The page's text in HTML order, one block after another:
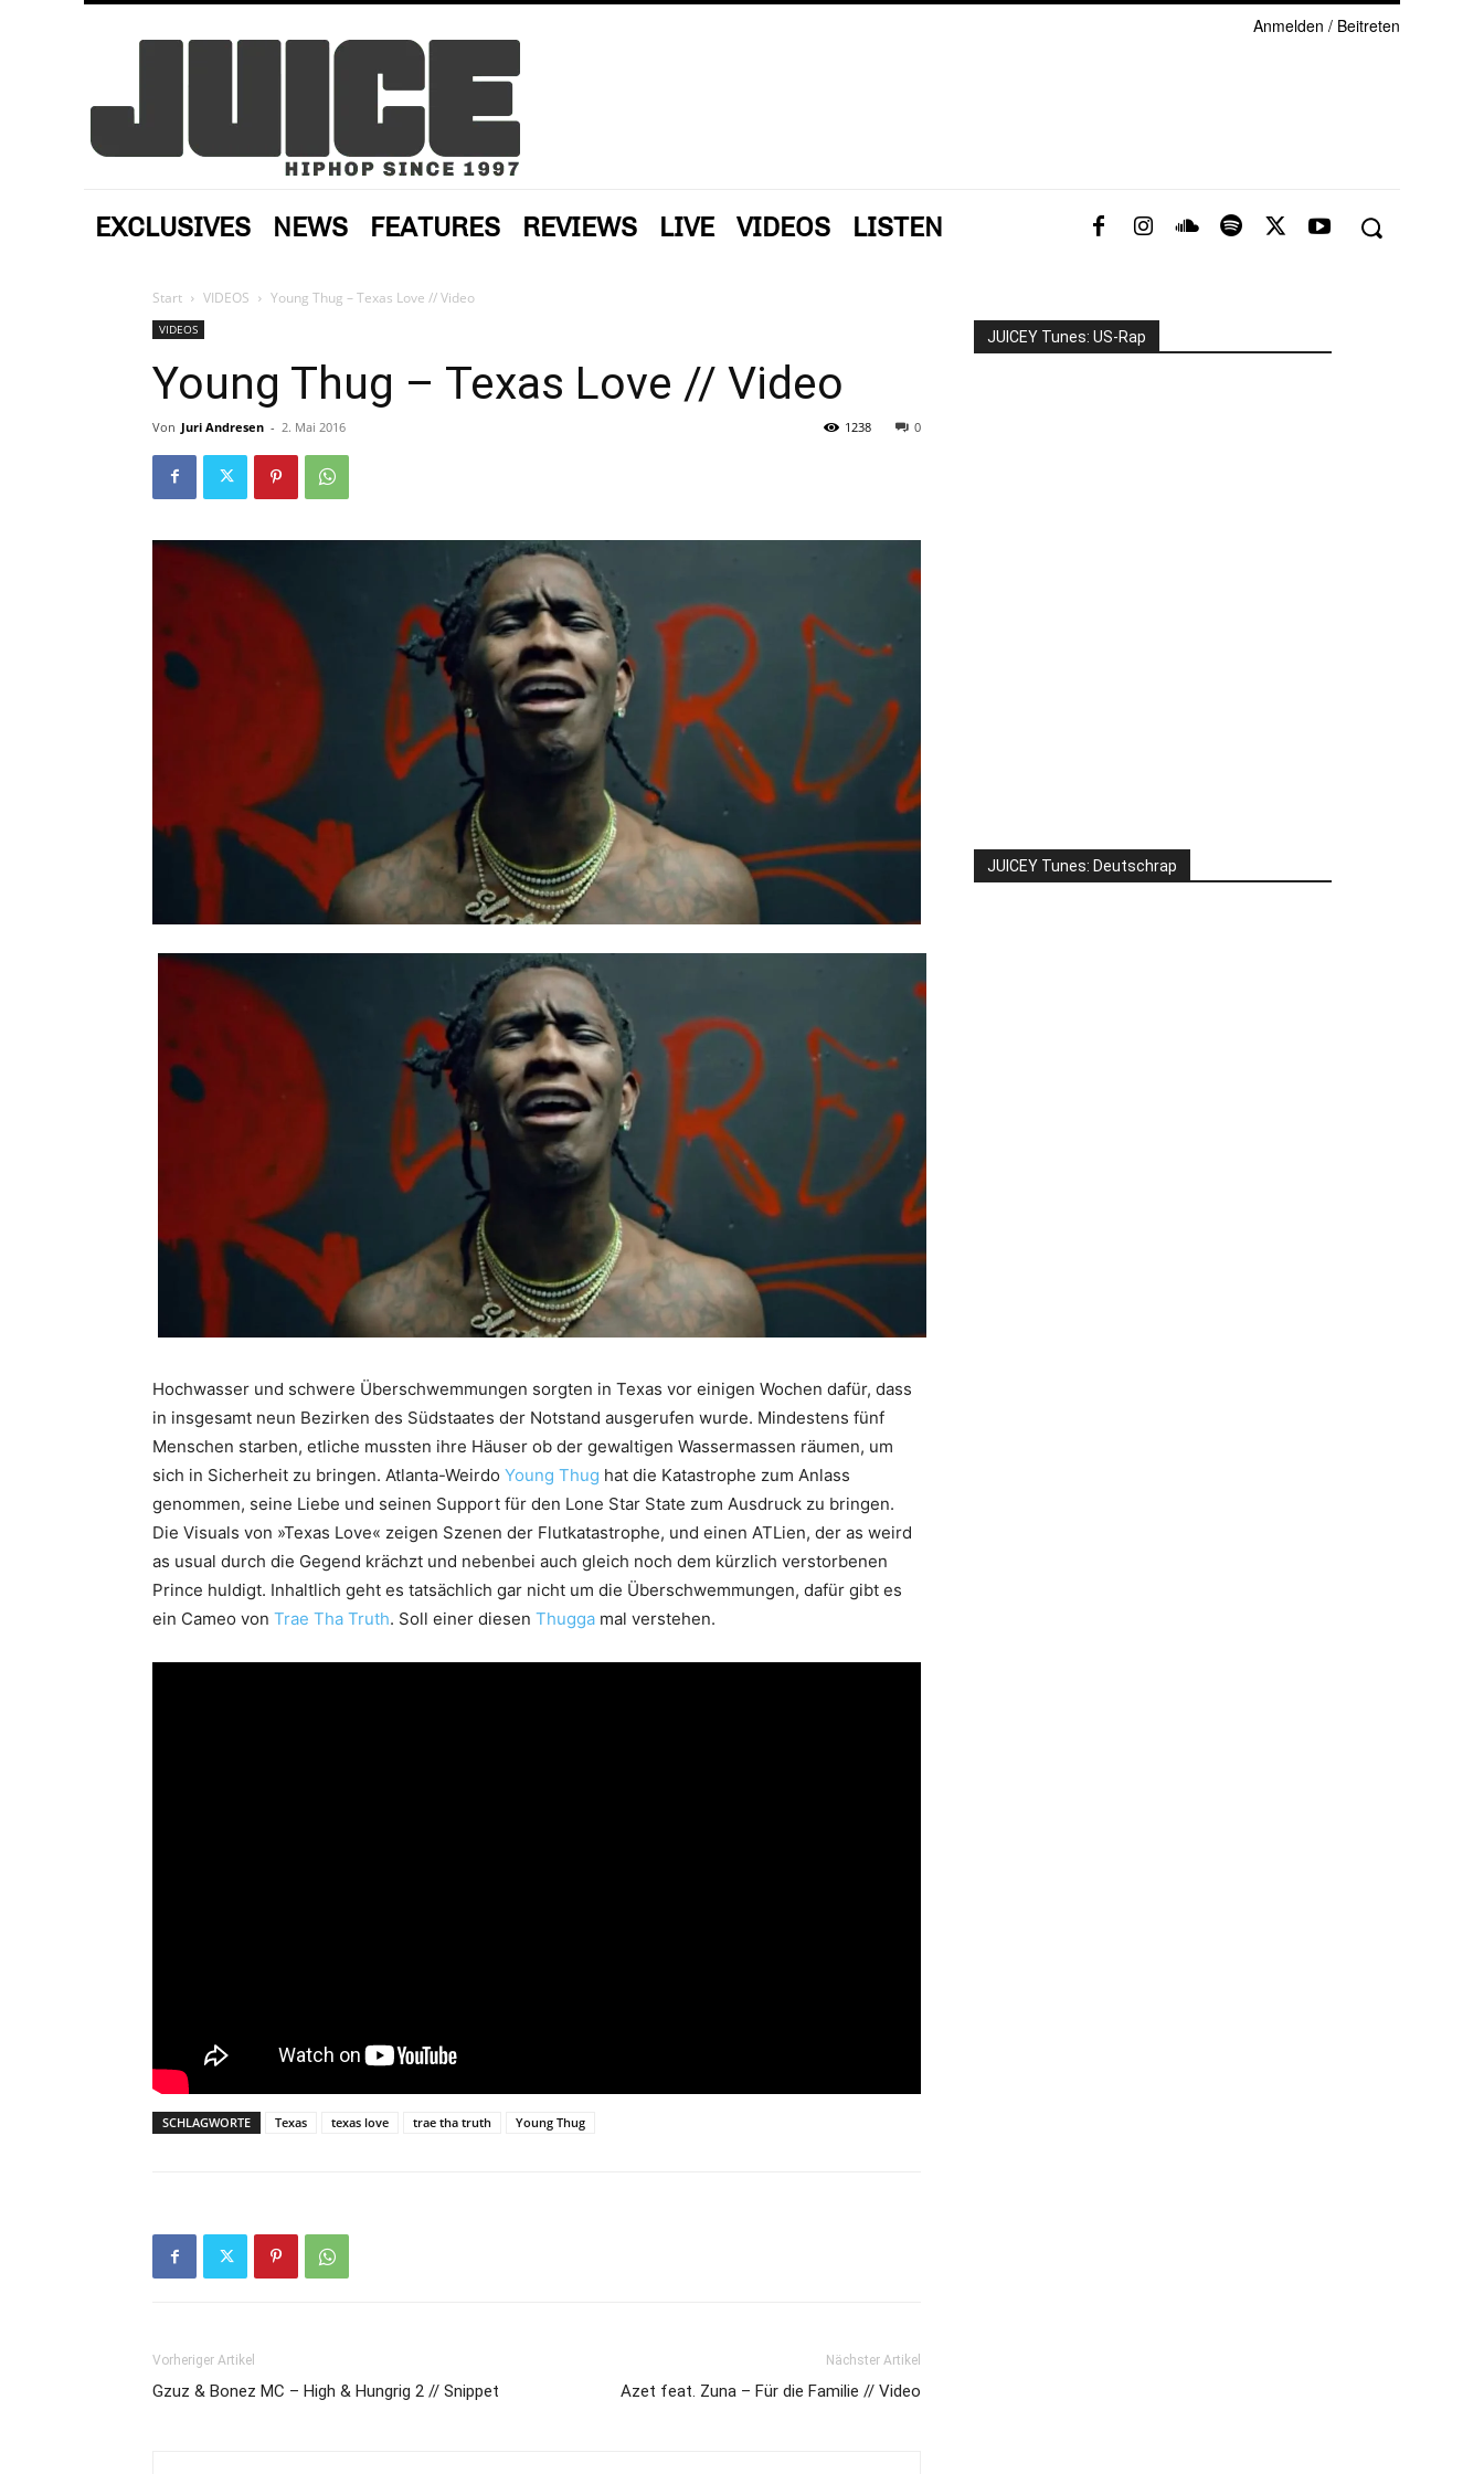
Anmelden / Beitreten
EXCLUSIVES NEWS FEATURES REVIEWS LIVE VIDEOS LISTEN
Start VIDEOS Young Thug – Texas Love // Video
VIDEOS
Young Thug – Texas Love // Video
Von Juri Andresen - 2. Mai 2016 0
1238
Hochwasser und schwere Überschwemmungen sorgten in Texas vor einigen Wochen dafür, dass
in insgesamt neun Bezirken des Südstaates der Notstand ausgerufen wurde. Mindestens fünf
Menschen starben, etliche mussten ihre Häuser ob der gewaltigen Wassermassen räumen, um
sich in Sicherheit zu bringen. Atlanta-Weirdo Young Thug hat die Katastrophe zum Anlass
genommen, seine Liebe und seinen Support für den Lone Star State zum Ausdruck zu bringen.
Die Visuals von »Texas Love« zeigen Szenen der Flutkatastrophe, und einen ATLien, der as weird
as usual durch die Gegend krächzt und nebenbei auch gleich noch dem kürzlich verstorbenen
Prince huldigt. Inhaltlich geht es tatsächlich gar nicht um die Überschwemmungen, dafür gibt es
ein Cameo von Trae Tha Truth. Soll einer diesen Thugga mal verstehen.
SCHLAGWORTE Texas texas love trae tha truth Young Thug
Vorheriger Artikel
Gzuz & Bonez MC – High & Hungrig 2 // Snippet
Nächster Artikel
Azet feat. Zuna – Für die Familie // Video
JUICEY Tunes: US-Rap
JUICEY Tunes: Deutschrap